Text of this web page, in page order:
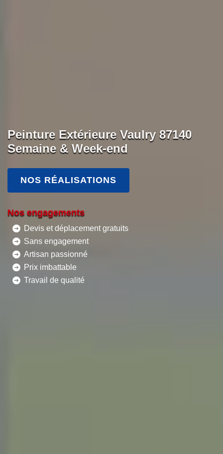
Peinture Extérieure Vaulry 87140
Semaine & Week-end
NOS RÉALISATIONS
Nos engagements
Devis et déplacement gratuits
Sans engagement
Artisan passionné
Prix imbattable
Travail de qualité